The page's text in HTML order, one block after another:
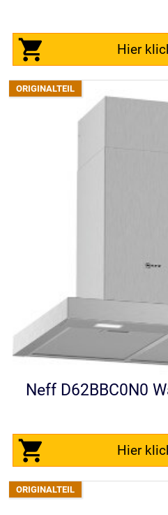
Hier
Neff D62BBC0N0
Hier